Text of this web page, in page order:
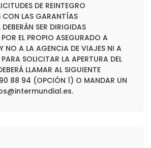
DE REINTEGRO
CON LAS GARANTÍAS
SER DIRIGIDAS
EL PROPIO ASEGURADO A
NO A LA AGENCIA DE VIAJES NI A
SOLICITAR LA APERTURA DEL
LLAMAR AL SIGUIENTE
88 94 (OPCIÓN 1) O MANDAR UN
.